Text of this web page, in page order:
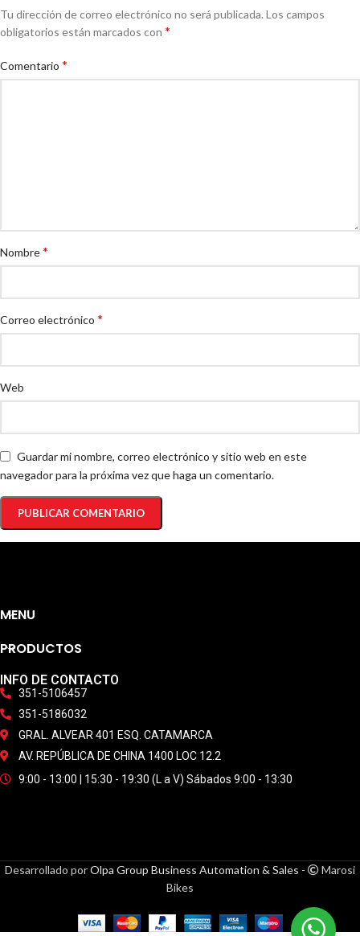
Tu dirección de correo electrónico no será publicada.Los campos
obligatorios están marcados con *
Comentario *
Nombre*
Correo electrónico *
Web
Guardar mi nombre, correo electrónico y sitio web en este
navegador para la próxima vez que haga un comentario.
MENU
PRODUCTOS
INFO DE CONTACTO
351-5106457
351-5186032
GRAL. ALVEAR 401 ESQ. CATAMARCA
AV. REPÚBLICA DE CHINA 1400 LOC 12.2
9:00 - 13:00 | 15:30 - 19:30 (L a V) Sábados 9:00 - 13:30
Desarrollado porOlpa Group Business Automation & Sales -
Marosi
Bikes